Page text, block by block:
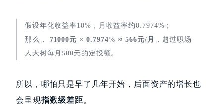
假设年化收益率10%，月收益率约0.7974%；
那么， 71000元 × 0.7974% ≈ 566元/月
，超过职场
人大树每月500元的定投额。
所以，哪怕只是早了几年开始，后面资产的增长也
会呈现指数级差距。